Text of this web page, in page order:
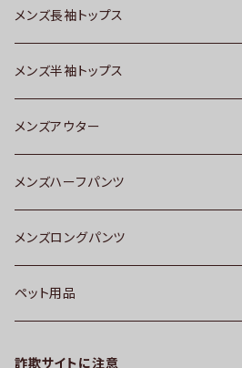
メンズ長袖トップス
メンズ半袖トップス
メンズアウター
メンズハーフパンツ
メンズロングパンツ
ペット用品
詐欺サイトに注意